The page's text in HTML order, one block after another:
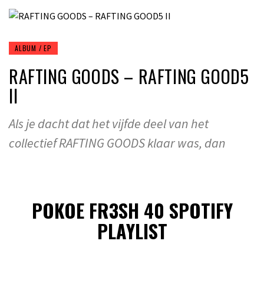
ALBUM / EP
RAFTING GOODS – RAFTING GOOD5
II
Als je dacht dat het vijfde deel van het
collectief RAFTING GOODS klaar was, dan
POKOE FR3SH 40 SPOTIFY
PLAYLIST